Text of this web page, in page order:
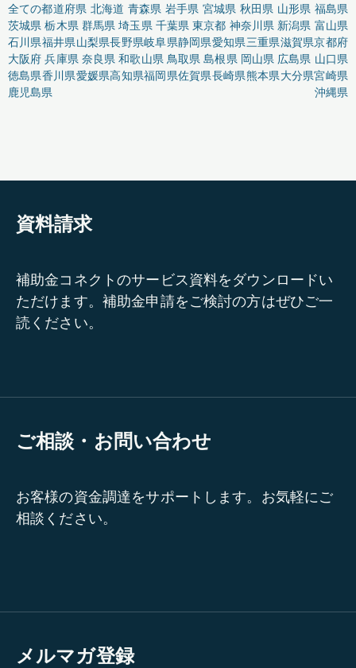
全ての都道府県 北海道 青森県 岩手県 宮城県 秋田県 山形県 福島県
茨城県 栃木県 群馬県 埼玉県 千葉県 東京都 神奈川県 新潟県 富山県
石川県福井県山梨県長野県岐阜県静岡県愛知県三重県滋賀県京都府
大阪府 兵庫県 奈良県 和歌山県 鳥取県 島根県 岡山県 広島県 山口県
徳島県香川県愛媛県高知県福岡県佐賀県長崎県熊本県大分県宮崎県
鹿児島県
沖縄県
資料請求
補助金コネクトのサービス資料をダウンロードい
ただけます。補助金申請をご検討の方はぜひご一
読ください。
ご相談・お問い合わせ
お客様の資金調達をサポートします。お気軽にご
相談ください。
メルマガ登録